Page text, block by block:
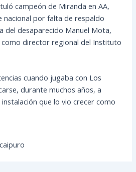
campeón de Miranda en AA,
nacional por falta de respaldo
del desaparecido Manuel Mota,
como director regional del Instituto
cuando jugaba con Los
durante muchos años, a
que lo vio crecer como